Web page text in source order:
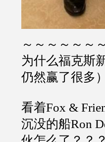
～～～～～～
为什么福克斯
仍然赢了很多
看着Fox &
沉没的船Ron